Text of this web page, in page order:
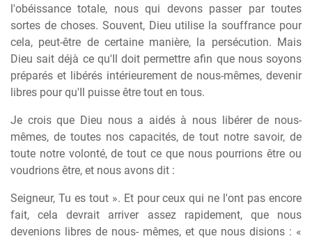
l'obéissance totale, nous qui devons passer par toutes
sortes de choses. Souvent, Dieu utilise la souffrance pour
cela, peut-être de certaine manière, la persécution. Mais
Dieu sait déjà ce qu'Il doit permettre afin que nous soyons
préparés et libérés intérieurement de nous-mêmes, devenir
libres pour qu'Il puisse être tout en tous.
Je crois que Dieu nous a aidés à nous libérer de nous-
mêmes, de toutes nos capacités, de tout notre savoir, de
toute notre volonté, de tout ce que nous pourrions être ou
voudrions être, et nous avons dit :
Seigneur, Tu es tout ». Et pour ceux qui ne l'ont pas encore
fait, cela devrait arriver assez rapidement, que nous
devenions libres de nous- mêmes, et que nous disions : «